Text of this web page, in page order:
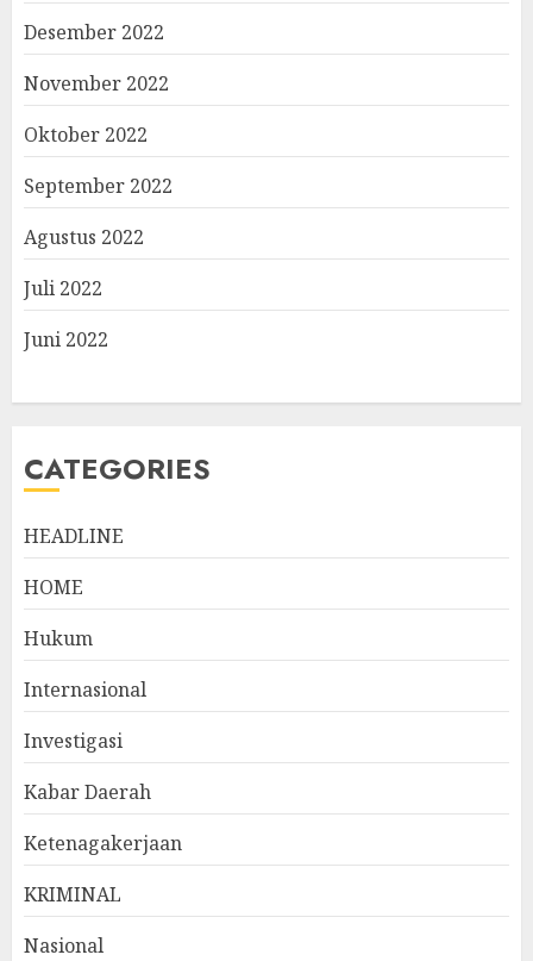
Desember 2022
November 2022
Oktober 2022
September 2022
Agustus 2022
Juli 2022
Juni 2022
CATEGORIES
HEADLINE
HOME
Hukum
Internasional
Investigasi
Kabar Daerah
Ketenagakerjaan
KRIMINAL
Nasional